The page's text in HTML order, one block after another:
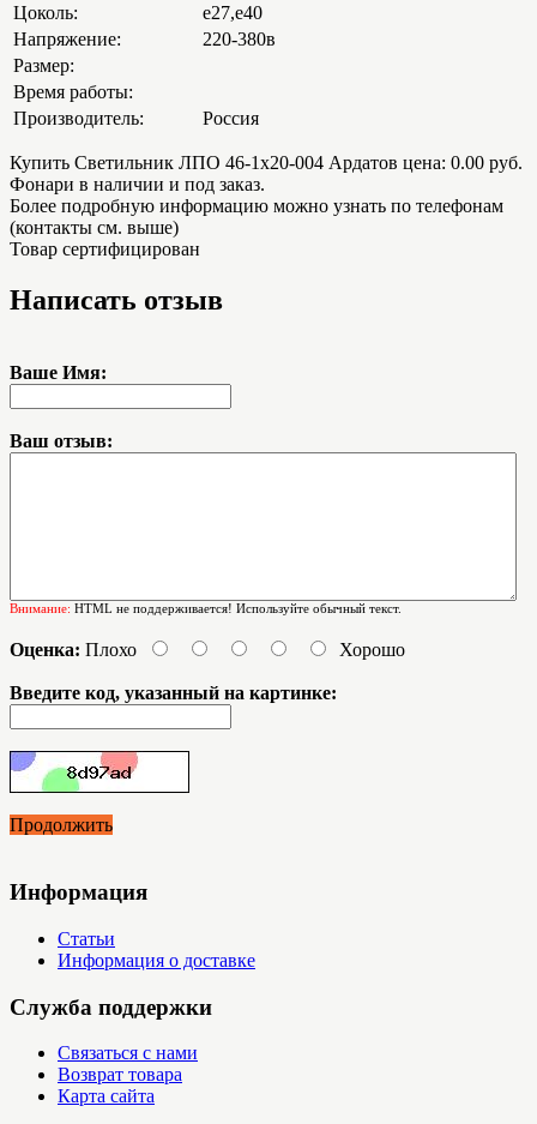
Цоколь:
е27,е40
Напряжение:
220-380в
Размер:
Время работы:
Производитель:
Россия
Купить Светильник ЛПО 46-1х20-004 Ардатов цена: 0.00 руб.
Фонари в наличии и под заказ.
Более подробную информацию можно узнать по телефонам
(контакты см. выше)
Товар сертифицирован
Написать отзыв
Ваше Имя:
Ваш отзыв:
Внимание: HTML не поддерживается! Используйте обычный текст.
Оценка: Плохо Хорошо
Введите код, указанный на картинке:
Продолжить
Информация
Статьи
Информация о доставке
Служба поддержки
Связаться с нами
Возврат товара
Карта сайта